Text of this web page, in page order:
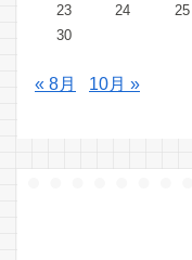
23
24 25
30
« 8月 10月 »